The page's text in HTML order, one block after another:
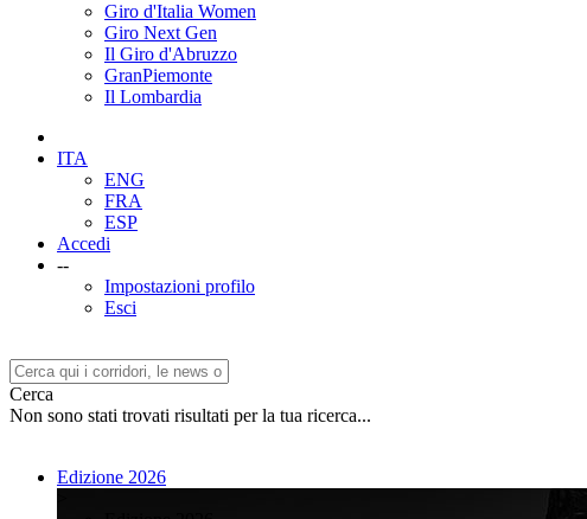
Giro d'Italia Women
Giro Next Gen
Il Giro d'Abruzzo
GranPiemonte
Il Lombardia
ITA
ENG
FRA
ESP
Accedi
--
Impostazioni profilo
Esci
Cerca
Non sono stati trovati risultati per la tua ricerca...
Edizione 2026